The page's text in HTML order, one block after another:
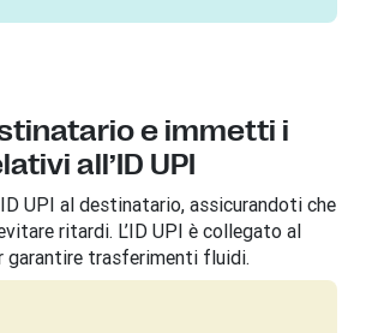
e immetti i
all’ID UPI
UPI al destinatario, assicurandoti che
ritardi. L’ID UPI è collegato al
garantire trasferimenti fluidi.